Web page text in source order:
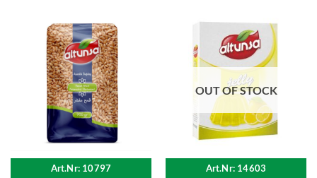
Art.Nr: 10797
OUT OF STOCK
Art.Nr: 14603